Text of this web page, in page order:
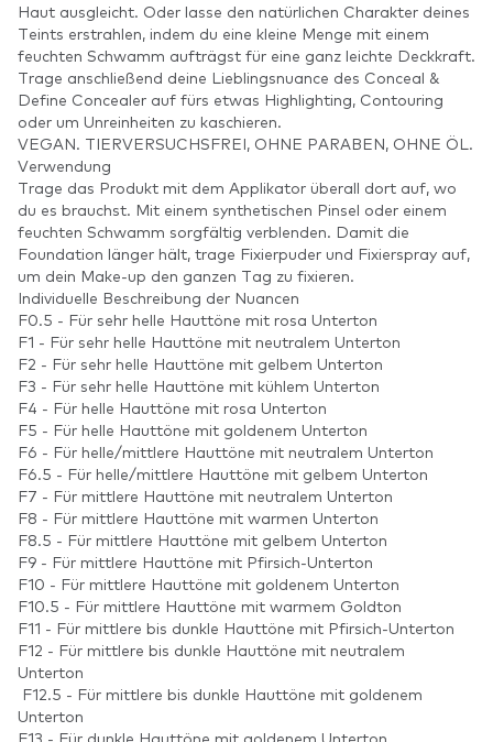
Haut ausgleicht. Oder lasse den natürlichen Charakter deines
Teints erstrahlen, indem du eine kleine Menge mit einem
feuchten Schwamm aufträgst für eine ganz leichte Deckkraft.
Trage anschließend deine Lieblingsnuance des Conceal &
Define Concealer auf fürs etwas Highlighting, Contouring
oder um Unreinheiten zu kaschieren.
VEGAN. TIERVERSUCHSFREI, OHNE PARABEN, OHNE ÖL.
Verwendung
Trage das Produkt mit dem Applikator überall dort auf, wo
du es brauchst. Mit einem synthetischen Pinsel oder einem
feuchten Schwamm sorgfältig verblenden. Damit die
Foundation länger hält, trage Fixierpuder und Fixierspray auf,
um dein Make-up den ganzen Tag zu fixieren.
Individuelle Beschreibung der Nuancen
F0.5 - Für sehr helle Hauttöne mit rosa Unterton
F1 - Für sehr helle Hauttöne mit neutralem Unterton
F2 - Für sehr helle Hauttöne mit gelbem Unterton
F3 - Für sehr helle Hauttöne mit kühlem Unterton
F4 - Für helle Hauttöne mit rosa Unterton
F5 - Für helle Hauttöne mit goldenem Unterton
F6 - Für helle/mittlere Hauttöne mit neutralem Unterton
F6.5 - Für helle/mittlere Hauttöne mit gelbem Unterton
F7 - Für mittlere Hauttöne mit neutralem Unterton
F8 - Für mittlere Hauttöne mit warmen Unterton
F8.5 - Für mittlere Hauttöne mit gelbem Unterton
F9 - Für mittlere Hauttöne mit Pfirsich-Unterton
F10 - Für mittlere Hauttöne mit goldenem Unterton
F10.5 - Für mittlere Hauttöne mit warmem Goldton
F11 - Für mittlere bis dunkle Hauttöne mit Pfirsich-Unterton
F12 - Für mittlere bis dunkle Hauttöne mit neutralem
Unterton
F12.5 - Für mittlere bis dunkle Hauttöne mit goldenem
Unterton
F13 - Für dunkle Hauttöne mit goldenem Unterton